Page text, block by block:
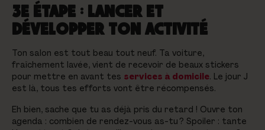
3E ÉTAPE : LANCER ET
DÉVELOPPER TON ACTIVITÉ
Ton salon est tout beau tout neuf. Ta voiture,
fraîchement lavée, vient de recevoir de beaux stickers
pour mettre en avant tes services à domicile. Le jour J
est là, tous tes efforts vont être récompensés.
Eh bien, sache que tu as déjà pris du retard ! Ouvre ton
agenda : combien de rendez-vous as-tu ? Spoiler : tante